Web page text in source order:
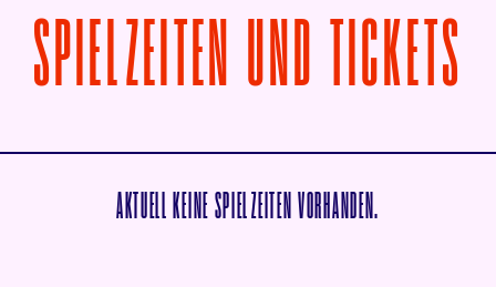
SPIELZEITEN UND TICKETS
AKTUELL KEINE SPIELZEITEN VORHANDEN.